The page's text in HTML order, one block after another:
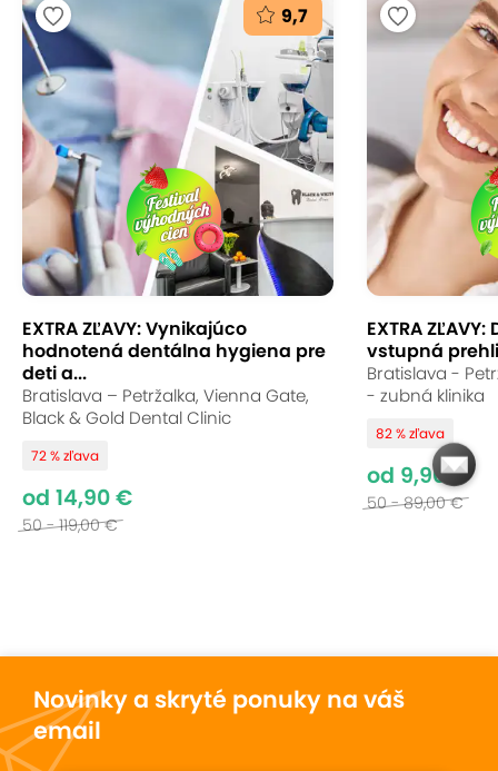
9,7
EXTRA ZĽAVY: Vynikajúco
hodnotená dentálna hygiena pre
deti a...
Bratislava – Petržalka, Vienna Gate,
Black & Gold Dental Clinic
72 % zľava
od 14,90 €
50 - 119,00 €
EXTRA
vstupná
Bratislava -
- zubná klinika
82 % zľava
od 9,90 €
50 - 89,00 €
Novinky a skryté ponuky na váš
email